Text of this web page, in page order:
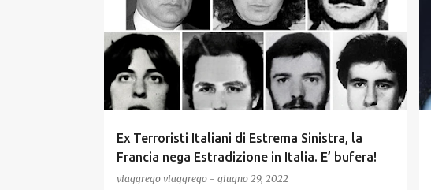
Ex Terroristi Italiani di Estrema Sinistra, la
Francia nega Estradizione in Italia. E’ bufera!
viaggrego viaggrego - giugno 29, 2022